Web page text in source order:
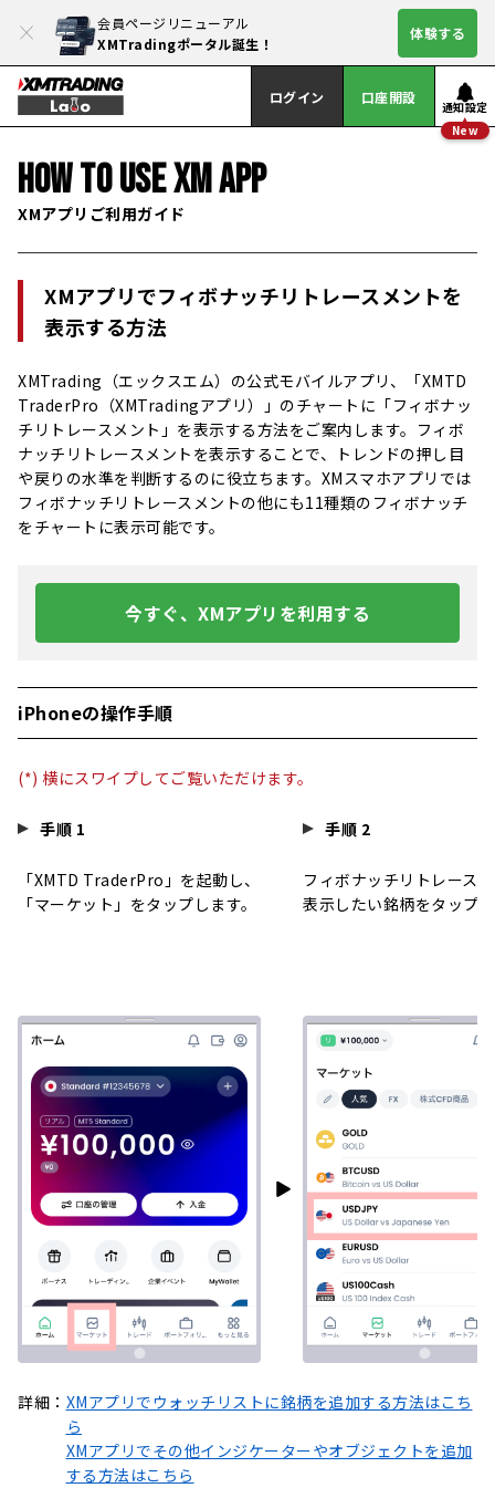
会員ページリニューアル
XMTradingポータル誕生！
体験する
ログイン 口座開設
通知設定
New
HOW TO USE XM APP
XMアプリご利用ガイド
XMアプリでフィボナッチリトレースメントを
表示する方法
XMTrading（エックスエム）の公式モバイルアプリ、「XMTD
TraderPro（XMTradingアプリ）」のチャートに「フィボナッ
チリトレースメント」を表示する方法をご案内します。フィボ
ナッチリトレースメントを表示することで、トレンドの押し目
や戻りの水準を判断するのに役立ちます。XMスマホアプリでは
フィボナッチリトレースメントの他にも11種類のフィボナッチ
をチャートに表示可能です。
今すぐ、XMアプリを利用する
iPhoneの操作手順
(*) 横にスワイプしてご覧いただけます。
手順 1
「XMTD TraderPro」を起動し、
「マーケット」をタップします。
手順 2
フィボナッチリトレース
表示したい銘柄をタップ
詳細： XMアプリでウォッチリストに銘柄を追加する方法はこち
ら
XMアプリでその他インジケーターやオブジェクトを追加
する方法はこちら